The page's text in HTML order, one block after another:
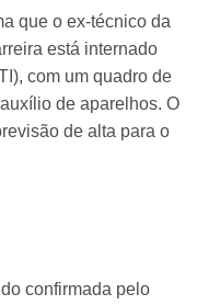
que o ex-técnico da
está internado
com um quadro de
de aparelhos. O
de alta para o
confirmada pelo